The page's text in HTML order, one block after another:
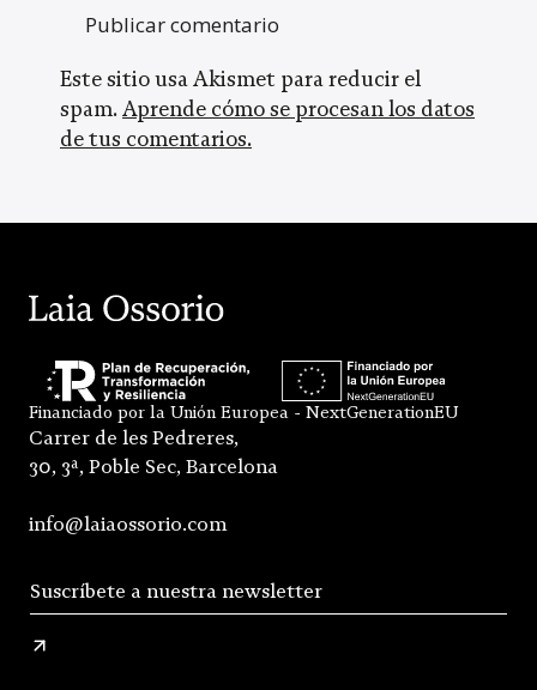
Este sitio usa Akismet para reducir el
spam.Aprende cómo se procesan los datos
de tus comentarios.
Financiado por la Unión Europea - NextGenerationEU
Carrer de les Pedreres,
30, 3ª, Poble Sec, Barcelona
info@laiaossorio.com